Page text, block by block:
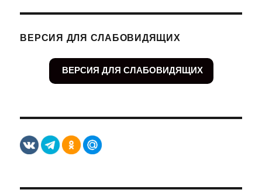
ВЕРСИЯ ДЛЯ СЛАБОВИДЯЩИХ
ВЕРСИЯ ДЛЯ СЛАБОВИДЯЩИХ